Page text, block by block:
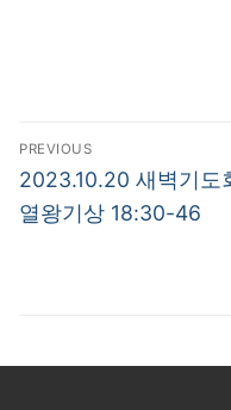
글
탐
색
PREVIOUS
Previous
post:
2023.10.20 새벽기도
열왕기상 18:30-46